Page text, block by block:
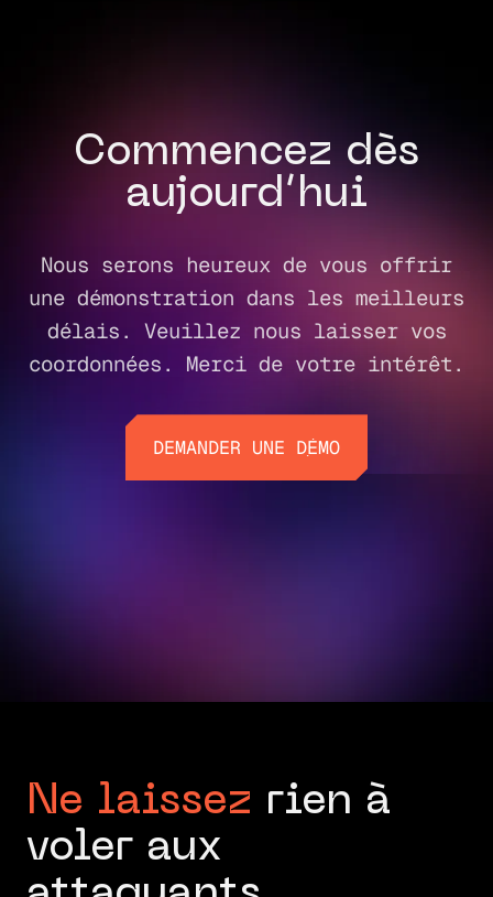
Commencez dès
aujourd’hui
Nous serons heureux de vous offrir
une démonstration dans les meilleurs
délais. Veuillez nous laisser vos
coordonnées. Merci de votre intérêt.
DEMANDER UNE DÉMO
Ne laissez rien à
voler aux